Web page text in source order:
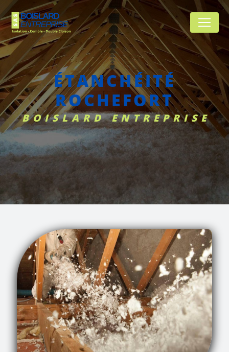
ÉTANCHÉITÉ
ROCHEFORT
BOISLARD ENTREPRISE
Panneau de gestion des cookies